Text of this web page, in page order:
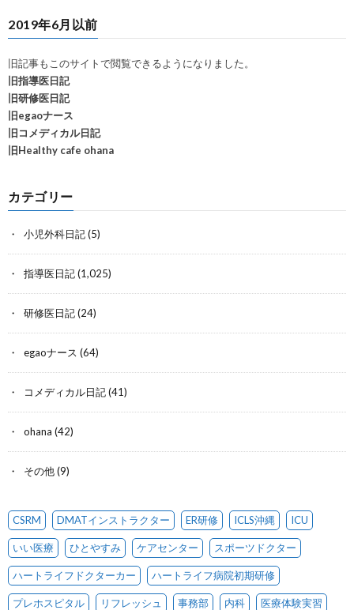
2019年6月以前
旧記事もこのサイトで閲覧できるようになりました。
旧指導医日記
旧研修医日記
旧egaoナース
旧コメディカル日記
旧Healthy cafe ohana
カテゴリー
小児外科日記(5)
指導医日記(1,025)
研修医日記(24)
egaoナース (64)
コメディカル日記(41)
ohana (42)
その他(9)
CSRM DMATインストラクター ER研修 ICLS沖縄 ICU
いい医療 ひとやすみ ケアセンター スポーツドクター
ハートライフドクターカー ハートライフ病院初期研修
プレホスピタル リフレッシュ 事務部 内科 医療体験実習